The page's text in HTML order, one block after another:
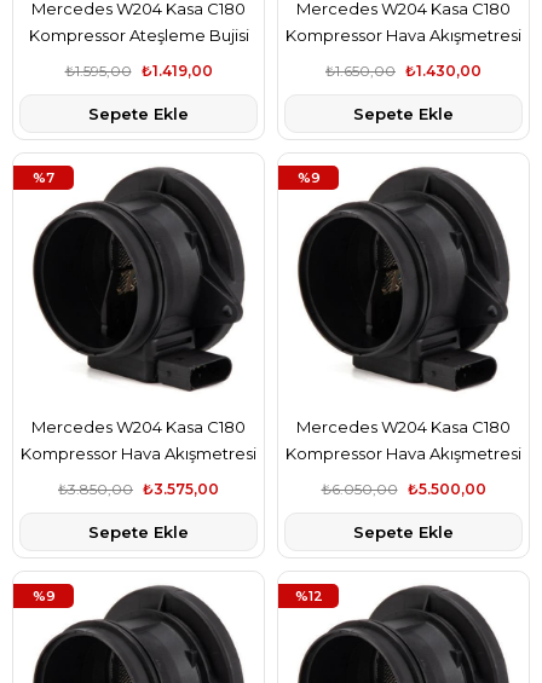
Mercedes W204 Kasa C180
Kompressor Ateşleme Bujisi
LPG Uyumlu Bosch Marka
₺1.419,00
₺1.595,00
Sepete Ekle
Mercedes W204 Kasa C180
Kompressor Hava Akışmetresi
Bsg Marka A2710940248
₺1.430,00
₺1.650,00
Sepete Ekle
Mercedes W204 Kasa C180
Kompressor Hava Akışmetresi
Hella Marka A2710940248
₺3.575,00
₺3.850,00
Sepete Ekle
%7
Mercedes W204 Kasa C180
Kompressor Hava Akışmetresi
Pierburg Marka A2710940248
₺5.500,00
₺6.050,00
Sepete Ekle
%9
%9 %12